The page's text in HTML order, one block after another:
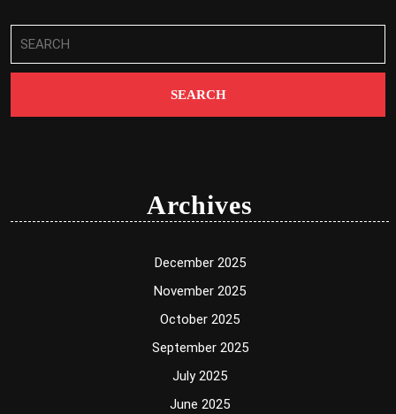
for:
Archives
December 2025
November 2025
October 2025
September 2025
July 2025
June 2025